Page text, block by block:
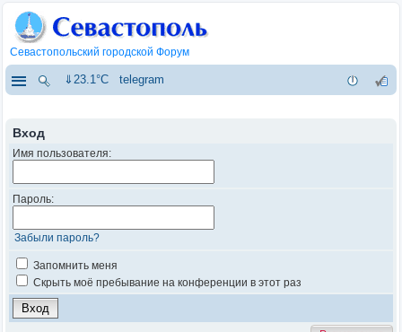
Севастопольский городской Форум
⇓23.1°C telegram
Вход
Имя пользователя:
Пароль:
Забыли пароль?
Запомнить меня
Скрыть моё пребывание на конференции в этот раз